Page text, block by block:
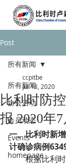
Post
所有新闻
协会活动
会员动态
Events
homepage
所有新闻
比利时防
报 2020年7
ccpitbe
Jul 18, 2020
一、比利时新
计确诊病例
        根
据比利